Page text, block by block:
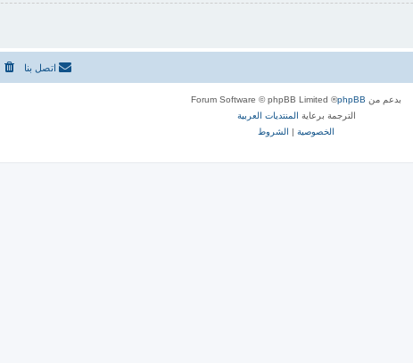
اتصل بنا
بدعم من phpBB
® Forum Software © phpBB Limited
الترجمة برعاية المنتديات العربية
الخصوصية | الشروط